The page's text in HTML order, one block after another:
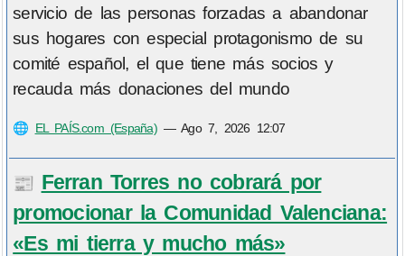
servicio de las personas forzadas a abandonar
sus hogares con especial protagonismo de su
comité español, el que tiene más socios y
recauda más donaciones del mundo
🌐 EL PAÍS.com (España)—Ago 7, 2026 12:07
📰 Ferran Torres no cobrará por
promocionar la Comunidad Valenciana:
«Es mi tierra y mucho más»